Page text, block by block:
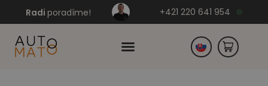
Radi poradíme! +421 220 641 954